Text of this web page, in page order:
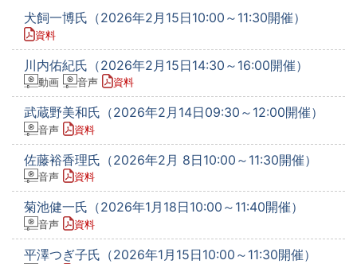
犬飼一博氏（2026年2月15日10:00～11:30開催）
資料
川内佑紀氏（2026年2月15日14:30～16:00開催）
動画 音声 資料
武蔵野美和氏（2026年2月14日09:30～12:00開催）
音声 資料
佐藤裕香理氏（2026年2月 8日10:00～11:30開催）
音声 資料
菊池健一氏（2026年1月18日10:00～11:40開催）
音声 資料
平澤つぎ子氏（2026年1月15日10:00～11:30開催）